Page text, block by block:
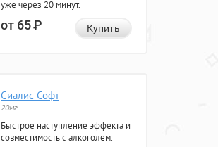
уже через 20 минут.
от 65Р Купить
Сиалис Софт
20мг
Быстрое наступление эффекта и
совместимость с алкоголем.